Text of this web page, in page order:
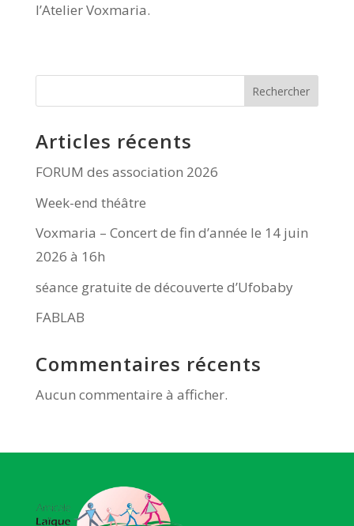
l’Atelier Voxmaria.
Rechercher
Articles récents
FORUM des association 2026
Week-end théâtre
Voxmaria – Concert de fin d’année le 14 juin
2026 à 16h
séance gratuite de découverte d’Ufobaby
FABLAB
Commentaires récents
Aucun commentaire à afficher.